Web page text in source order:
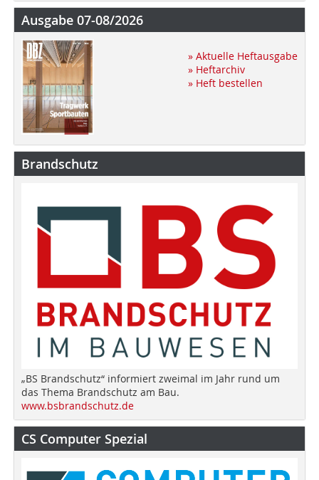
Ausgabe 07-08/2026
» Aktuelle Heftausgabe
» Heftarchiv
» Heft bestellen
Brandschutz
„BS Brandschutz“ informiert zweimal im Jahr rund um
das Thema Brandschutz am Bau.
www.bsbrandschutz.de
CS Computer Spezial